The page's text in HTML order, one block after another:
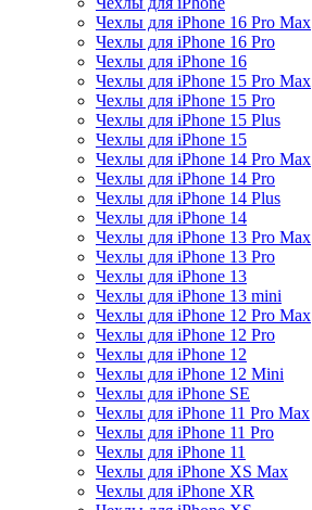
Чехлы для iPhone 16 Pro Max
Чехлы для iPhone 16 Pro
Чехлы для iPhone 16
Чехлы для iPhone 15 Pro Max
Чехлы для iPhone 15 Pro
Чехлы для iPhone 15 Plus
Чехлы для iPhone 15
Чехлы для iPhone 14 Pro Max
Чехлы для iPhone 14 Pro
Чехлы для iPhone 14 Plus
Чехлы для iPhone 14
Чехлы для iPhone 13 Pro Max
Чехлы для iPhone 13 Pro
Чехлы для iPhone 13
Чехлы для iPhone 13 mini
Чехлы для iPhone 12 Pro Max
Чехлы для iPhone 12 Pro
Чехлы для iPhone 12
Чехлы для iPhone 12 Mini
Чехлы для iPhone SE
Чехлы для iPhone 11 Pro Max
Чехлы для iPhone 11 Pro
Чехлы для iPhone 11
Чехлы для iPhone XS Max
Чехлы для iPhone XR